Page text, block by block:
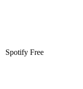
Spotify Free